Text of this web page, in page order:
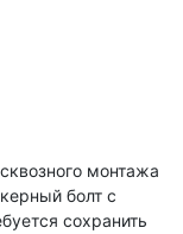
монтажа
болт с
сохранить